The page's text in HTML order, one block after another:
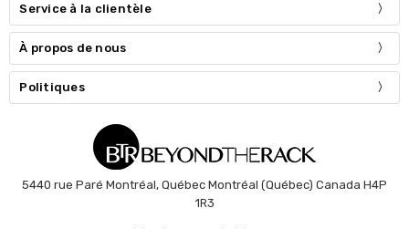
Service à la clientèle
À propos de nous
Politiques
5440 rue Paré Montréal, Québec Montréal (Québec) Canada H4P
1R3